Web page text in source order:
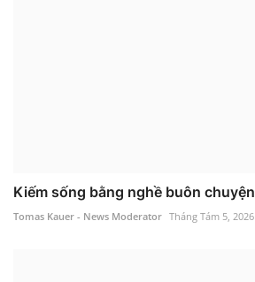
Kiếm sống bằng nghề buôn chuyện
Tomas Kauer - News Moderator Tháng Tám 5, 2026